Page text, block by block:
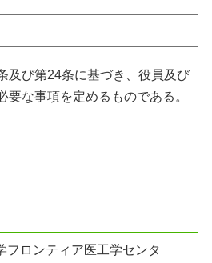
及び第24条に基づき、役員及び
要な事項を定めるものである。
ロンティア医工学センタ